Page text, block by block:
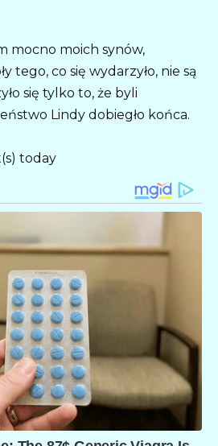
mocno moich synów,
tego, co się wydarzyło, nie są
się tylko to, że byli
Lindy dobiegło końca.
today